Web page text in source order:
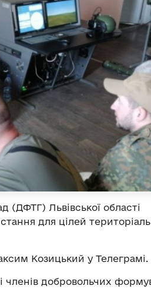
(ДФТГ) Львівської області
для цілей
Козицький у Телеграмі.
членів добровольчих